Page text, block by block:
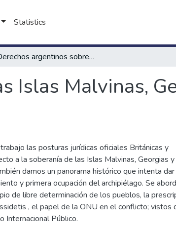
Statistics
Derechos argentinos sobre las Islas Malvinas, Georgias y Sandwich del Sur
Islas Malvinas,
las posturas jurídicas oficiales Británicas y
a la soberanía de las Islas Malvinas, Georgias y
damos un panorama histórico que intenta dar
y primera ocupación del archipiélago. Se
de libre determinación de los pueblos, la
, el papel de la ONU en el conflicto; vistos